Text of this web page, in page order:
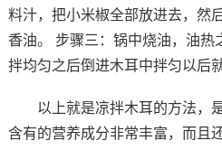
料汁，把小米椒全部放进去，然
香油。
步骤三：锅中烧油，油热
拌均匀之后倒进木耳中拌匀以后
以上就是凉拌木耳的方法，
含有的营养成分非常丰富，而且